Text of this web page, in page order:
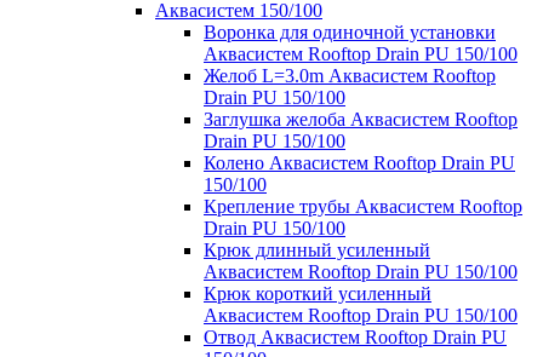
Аквасистем 150/100
Воронка для одиночной установки
Аквасистем Rooftop Drain PU 150/100
Желоб L=3.0m Аквасистем Rooftop
Drain PU 150/100
Заглушка желоба Аквасистем Rooftop
Drain PU 150/100
Колено Аквасистем Rooftop Drain PU
150/100
Крепление трубы Аквасистем Rooftop
Drain PU 150/100
Крюк длинный усиленный
Аквасистем Rooftop Drain PU 150/100
Крюк короткий усиленный
Аквасистем Rooftop Drain PU 150/100
Отвод Аквасистем Rooftop Drain PU